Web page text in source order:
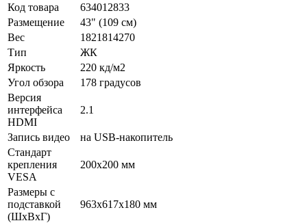
Код товара
634012833
Размещение
43" (109 см)
Вес
1821814270
Тип
ЖК
Яркость
220 кд/м2
Угол обзора
178 градусов
Версия
интерфейса
HDMI
2.1
Запись видео
на USB-накопитель
Стандарт
крепления
VESA
200x200 мм
Размеры с
подставкой
(ШxВxГ)
963x617x180 мм